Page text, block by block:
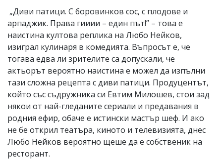
„Диви патици. С боровинков сос, с плодове и
арпаджик. Права гииии – един път!” – това е
наистина култова реплика на Любо Нейков,
изиграл кулинаря в комедията. Въпросът е, че
тогава едва ли зрителите са допускали, че
актьорът вероятно наистина е можел да изпълни
тази сложна рецепта с диви патици. Продуцентът,
който със съдружника си Евтим Милошев, стои зад
някои от най-гледаните сериали и предавания в
родния ефир, обаче е истински мастър шеф. И ако
не бе открил театъра, киното и телевизията, днес
Любо Нейков вероятно щеше да е собственик на
ресторант.